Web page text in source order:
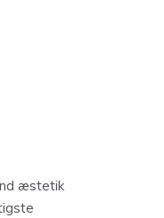
æstetik